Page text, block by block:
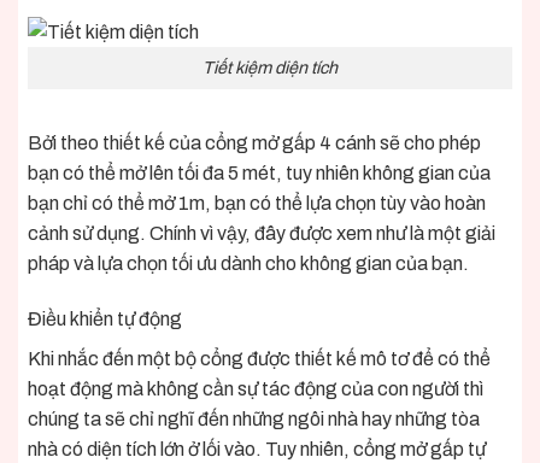
Tiết kiệm diện tích
Bởi theo thiết kế của cổng mở gấp 4 cánh sẽ cho phép
bạn có thể mở lên tối đa 5 mét, tuy nhiên không gian của
bạn chỉ có thể mở 1m, bạn có thể lựa chọn tùy vào hoàn
cảnh sử dụng. Chính vì vậy, đây được xem như là một giải
pháp và lựa chọn tối ưu dành cho không gian của bạn.
Điều khiển tự động
Khi nhắc đến một bộ cổng được thiết kế mô tơ để có thể
hoạt động mà không cần sự tác động của con người thì
chúng ta sẽ chỉ nghĩ đến những ngôi nhà hay những tòa
nhà có diện tích lớn ở lối vào. Tuy nhiên, cổng mở gấp tự